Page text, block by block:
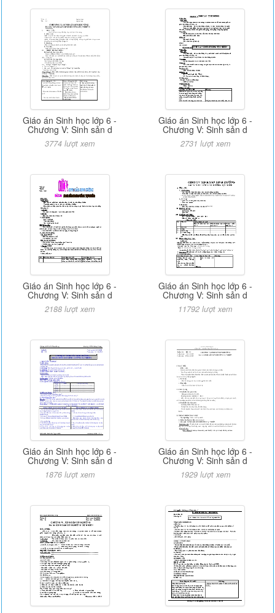
Giáo án Sinh học lớp 6 -
Chương V: Sinh sản d
3774 lượt xem
Giáo án Sinh học lớp 6 -
Chương V: Sinh sản d
2731 lượt xem
Giáo án Sinh học lớp 6 -
Chương V: Sinh sản d
2188 lượt xem
Giáo án Sinh học lớp 6 -
Chương V: Sinh sản d
11792 lượt xem
Giáo án Sinh học lớp 6 -
Chương V: Sinh sản d
1876 lượt xem
Giáo án Sinh học lớp 6 -
Chương V: Sinh sản d
1929 lượt xem